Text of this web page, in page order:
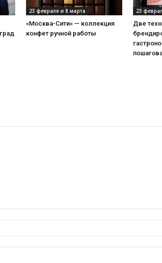
23 февраля и 8 марта
«Москва-Сити» — коллекция
конфет ручной работы
23
Две